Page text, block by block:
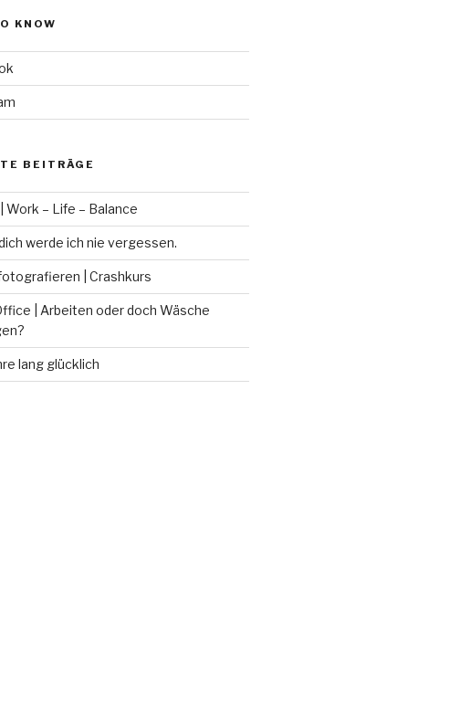
KNOW
BEITRÄGE
Work – Life – Balance
werde ich nie vergessen.
| Crashkurs
| Arbeiten oder doch Wäsche
lang glücklich